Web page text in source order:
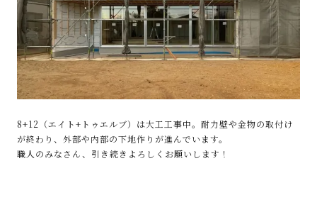
8+12（エイト+トゥエルブ）は大工工事中。耐力壁や金物の取付け
が終わり、外部や内部の下地作りが進んでいます。
職人のみなさん、引き続きよろしくお願いします！